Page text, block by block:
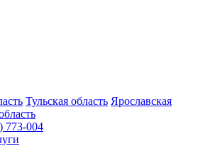
Тульская область Ярославская
773-004